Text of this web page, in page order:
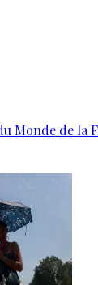
Monde de la